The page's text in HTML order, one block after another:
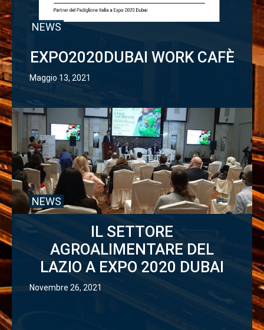
EXPO2020DUBAI WORK CAFÈ
Maggio 13, 2021
NEWS
IL SETTORE
AGROALIMENTARE DEL
LAZIO A EXPO 2020 DUBAI
Novembre 26, 2021
NEWS